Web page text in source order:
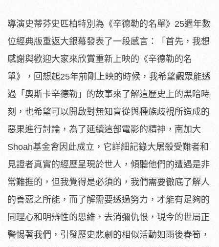
導演史蒂芬史匹柏特別為《辛德勒的名單》25週年數
位經典版重返大銀幕發表了一段感言：「首先，我想
感謝與歡迎大家來欣賞重新上映的《辛德勒的名
單》，回想起25年前剛上映的時候，我希望觀眾能透
過「奧斯卡辛德勒」的故事來了解這歷史上的黑暗時
刻，也希望可以開啟對無知盲從與種族歧視所造成的
惡果進行討論，為了延續這部電影的精神，南加大
Shoah基金會因此成立，它詳細記錄大屠殺受難者和
見證者真實的經歷呈現於世人，傾聽他們的遭遇是非
常難捱的，但我覺得是必須的，我們需要徹底了解人
的善惡之所能，而了解需要透過努力，才能有足夠的
同理心和明辨性的思維，去消彌仇恨，現今的世局正
警惕著我們，引發歷史悲劇的相似活動如雨後春筍，